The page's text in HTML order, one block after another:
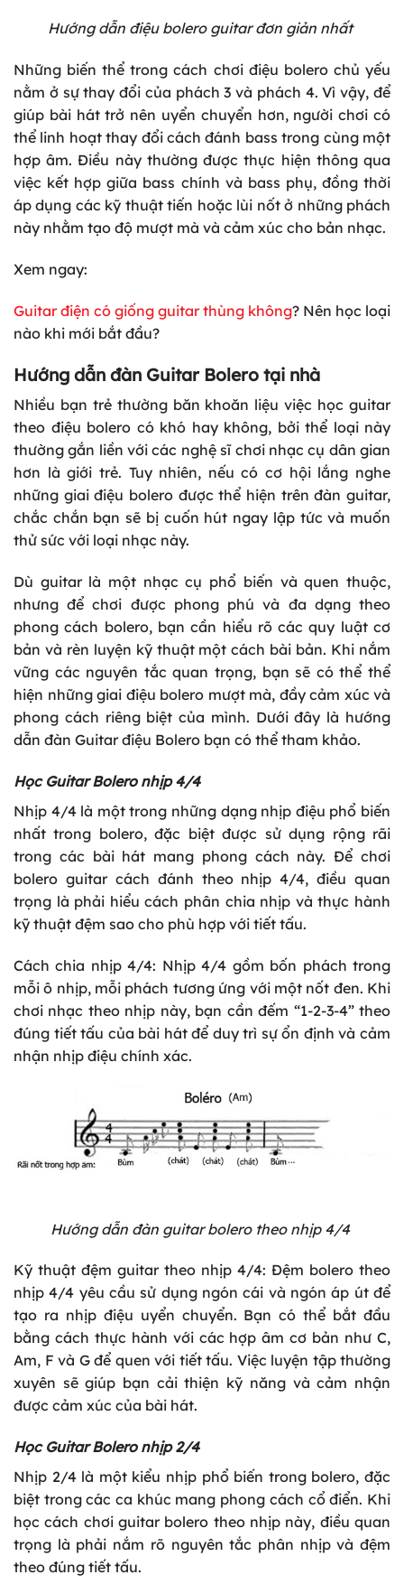
Hướng dẫn điệu bolero guitar đơn giản nhất
Những biến thể trong cách chơi điệu bolero chủ yếu
nằm ở sự thay đổi của phách 3 và phách 4. Vì vậy, để
giúp bài hát trở nên uyển chuyển hơn, người chơi có
thể linh hoạt thay đổi cách đánh bass trong cùng một
hợp âm. Điều này thường được thực hiện thông qua
việc kết hợp giữa bass chính và bass phụ, đồng thời
áp dụng các kỹ thuật tiến hoặc lùi nốt ở những phách
này nhằm tạo độ mượt mà và cảm xúc cho bản nhạc.
Xem ngay:
Guitar điện có giống guitar thùng không? Nên học loại
nào khi mới bắt đầu?
Hướng dẫn đàn Guitar Bolero tại nhà
Nhiều bạn trẻ thường băn khoăn liệu việc học guitar
theo điệu bolero có khó hay không, bởi thể loại này
thường gắn liền với các nghệ sĩ chơi nhạc cụ dân gian
hơn là giới trẻ. Tuy nhiên, nếu có cơ hội lắng nghe
những giai điệu bolero được thể hiện trên đàn guitar,
chắc chắn bạn sẽ bị cuốn hút ngay lập tức và muốn
thử sức với loại nhạc này.
Dù guitar là một nhạc cụ phổ biến và quen thuộc,
nhưng để chơi được phong phú và đa dạng theo
phong cách bolero, bạn cần hiểu rõ các quy luật cơ
bản và rèn luyện kỹ thuật một cách bài bản. Khi nắm
vững các nguyên tắc quan trọng, bạn sẽ có thể thể
hiện những giai điệu bolero mượt mà, đầy cảm xúc và
phong cách riêng biệt của mình. Dưới đây là hướng
dẫn đàn Guitar điệu Bolero bạn có thể tham khảo.
Học Guitar Bolero nhịp 4/4
Nhịp 4/4 là một trong những dạng nhịp điệu phổ biến
nhất trong bolero, đặc biệt được sử dụng rộng rãi
trong các bài hát mang phong cách này. Để chơi
bolero guitar cách đánh theo nhịp 4/4, điều quan
trọng là phải hiểu cách phân chia nhịp và thực hành
kỹ thuật đệm sao cho phù hợp với tiết tấu.
Cách chia nhịp 4/4: Nhịp 4/4 gồm bốn phách trong
mỗi ô nhịp, mỗi phách tương ứng với một nốt đen. Khi
chơi nhạc theo nhịp này, bạn cần đếm “1-2-3-4” theo
đúng tiết tấu của bài hát để duy trì sự ổn định và cảm
nhận nhịp điệu chính xác.
Hướng dẫn đàn guitar bolero theo nhịp 4/4
Kỹ thuật đệm guitar theo nhịp 4/4: Đệm bolero theo
nhịp 4/4 yêu cầu sử dụng ngón cái và ngón áp út để
tạo ra nhịp điệu uyển chuyển. Bạn có thể bắt đầu
bằng cách thực hành với các hợp âm cơ bản như C,
Am, F và G để quen với tiết tấu. Việc luyện tập thường
xuyên sẽ giúp bạn cải thiện kỹ năng và cảm nhận
được cảm xúc của bài hát.
Học Guitar Bolero nhịp 2/4
Nhịp 2/4 là một kiểu nhịp phổ biến trong bolero, đặc
biệt trong các ca khúc mang phong cách cổ điển. Khi
học cách chơi guitar bolero theo nhịp này, điều quan
trọng là phải nắm rõ nguyên tắc phân nhịp và đệm
theo đúng tiết tấu.